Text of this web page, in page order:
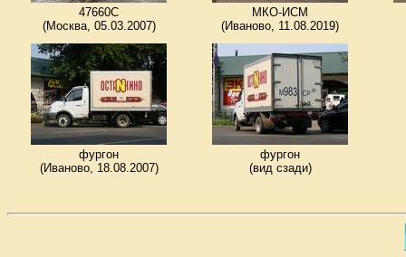
47660C
(Москва, 05.03.2007)
МКО-ИСМ
(Иваново, 11.08.2019)
фургон
(Иваново, 18.08.2007)
фургон
(вид сзади)